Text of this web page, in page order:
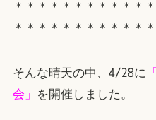
＊＊＊＊＊＊＊＊＊＊＊
＊＊＊＊＊＊＊＊＊＊＊
そんな晴天の中、4/28に
会」 を開催しました。